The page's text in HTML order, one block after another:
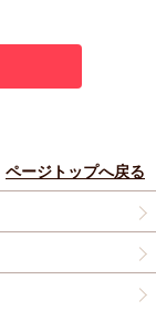
ページトップへ戻る